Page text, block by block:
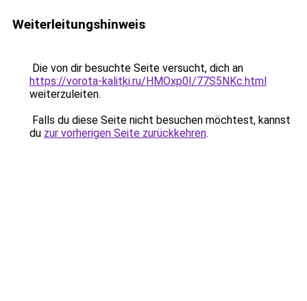
Weiterleitungshinweis
Die von dir besuchte Seite versucht, dich an
https://vorota-kalitki.ru/HMOxp0I/77S5NKc.html
weiterzuleiten.
Falls du diese Seite nicht besuchen möchtest, kannst
du zur vorherigen Seite zurückkehren.